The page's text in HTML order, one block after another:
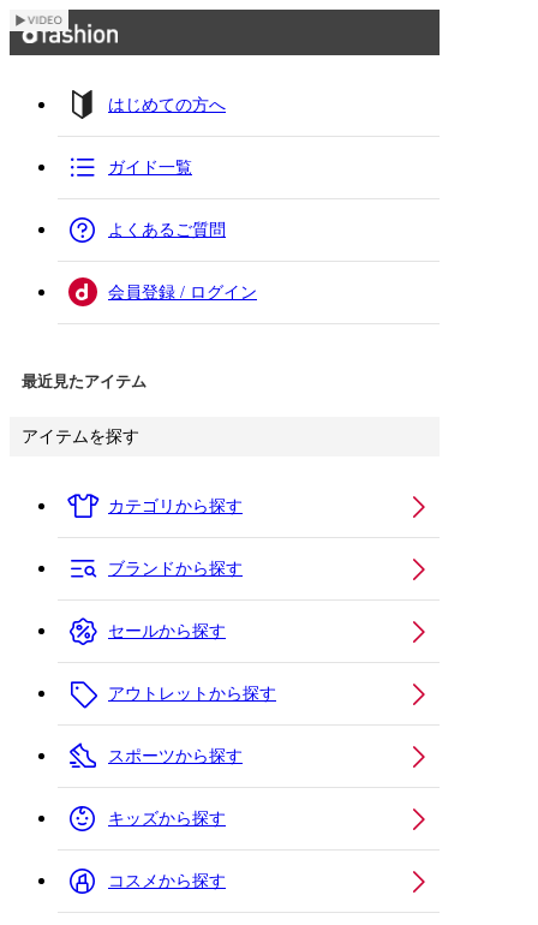
はじめての方へ
ガイド一覧
よくあるご質問
会員登録 / ログイン
最近見たアイテム
アイテムを探す
カテゴリから探す
ブランドから探す
セールから探す
アウトレットから探す
スポーツから探す
キッズから探す
コスメから探す